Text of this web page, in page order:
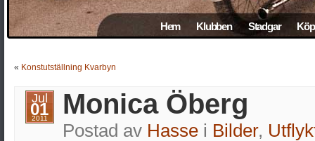
Hem Klubben Stadgar
« Konstutställning Kvarbyn
Jul
01
2011 Monica Öberg
Postad av Hassei Bilder,